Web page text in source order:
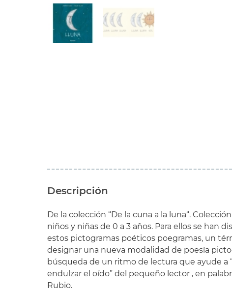
Descripción
De la colección “De la cuna a la luna“. Colección
niños y niñas de 0 a 3 años. Para ellos se han
estos pictogramas poéticos poegramas, un
designar una nueva modalidad de poesía
búsqueda de un ritmo de lectura que ayude a “
endulzar el oído” del pequeño lector , en
Rubio.